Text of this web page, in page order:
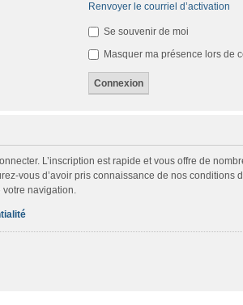
Renvoyer le courriel d’activation
Se souvenir de moi
Masquer ma présence lors de
L’inscription est rapide et vous offre de
vous d’avoir pris connaissance de nos
votre navigation.